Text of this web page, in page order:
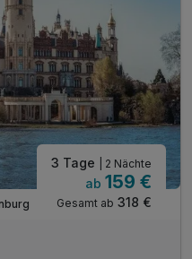
3 Tage | 2 Nächte
ab 159 €
Gesamt ab 318 €